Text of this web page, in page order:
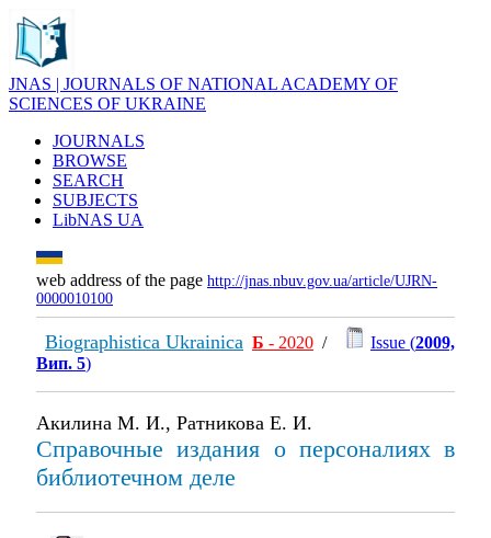
JNAS | JOURNALS OF NATIONAL ACADEMY OF
SCIENCES OF UKRAINE
JOURNALS
BROWSE
SEARCH
SUBJECTS
LibNAS UA
web address of the page http://jnas.nbuv.gov.ua/article/UJRN-
0000010100
Biographistica Ukrainica Б - 2020 / Issue (2009,
Вип. 5)
Акилина М. И., Ратникова Е. И.
Справочные издания о персоналиях в
библиотечном деле